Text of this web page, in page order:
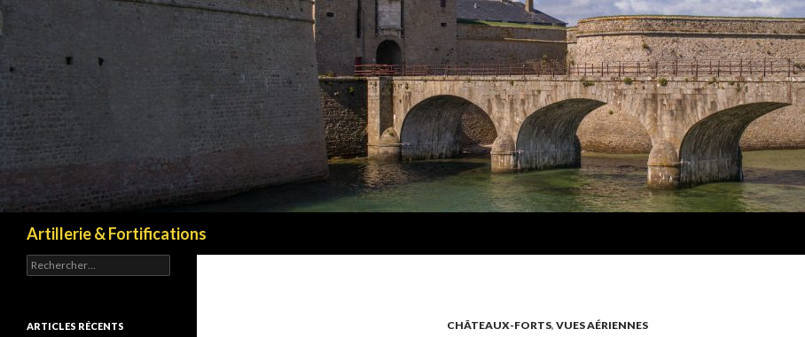
Artillerie & Fortifications
CHÂTEAUX-FORTS, VUES AÉRIENNES
Rechercher :
ARTICLES RÉCENTS